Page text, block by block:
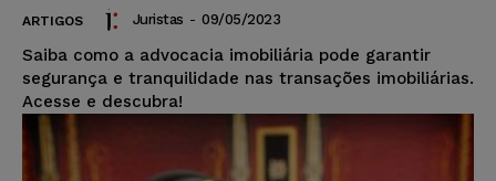
ARTIGOS Juristas - 09/05/2023
Saiba como a advocacia imobiliária pode garantir
segurança e tranquilidade nas transações imobiliárias.
Acesse e descubra!